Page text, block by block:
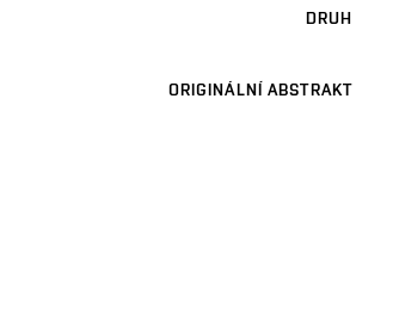
DRUH
ORIGINÁLNÍ ABSTRAKT